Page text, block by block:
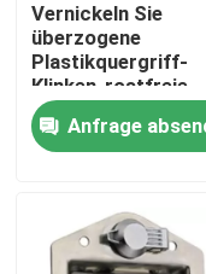
Qualitätskontrolle
Treten Sie mit
Material Inconel
Vernickeln Sie
überzogene
Plastikquergriff-
Klinken-rostfreie
Vierteldrehungs-
Klinken-
Kompressions-
Anfrage